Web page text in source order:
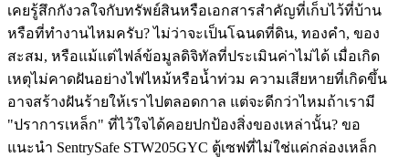
เคยรู้สึกกังวลใจกับทรัพย์สินหรือเอกสารสำคัญที่เก็บไว้ที่บ้าน
หรือที่ทำงานไหมครับ? ไม่ว่าจะเป็นโฉนดที่ดิน, ทองคำ, ของ
สะสม, หรือแม้แต่ไฟล์ข้อมูลดิจิทัลที่ประเมินค่าไม่ได้ เมื่อเกิด
เหตุไม่คาดฝันอย่างไฟไหม้หรือน้ำท่วม ความเสียหายที่เกิดขึ้น
อาจสร้างฝันร้ายให้เราไปตลอดกาล แต่จะดีกว่าไหมถ้าเรามี
"ปราการเหล็ก" ที่ไว้ใจได้คอยปกป้องสิ่งของเหล่านั้น? ขอ
แนะนำ SentrySafe STW205GYC ตู้เซฟที่ไม่ใช่แค่กล่องเหล็ก